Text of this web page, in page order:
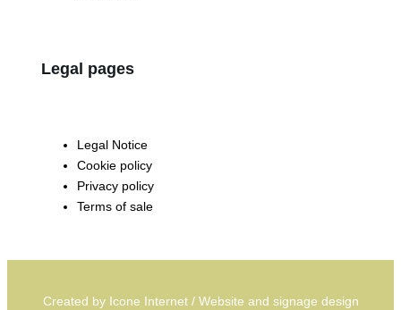
Legal pages
Legal Notice
Cookie policy
Privacy policy
Terms of sale
Created by Icone Internet/ Website and signage design